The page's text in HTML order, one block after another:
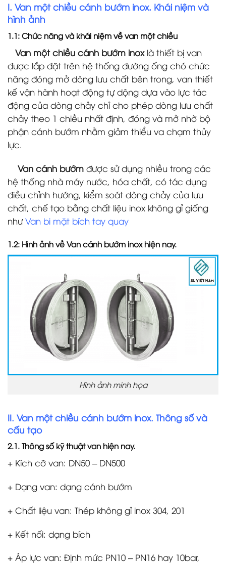
I. Van một chiều cánh bướm inox. Khái niệm và
hình ảnh
1.1: Chức năng và khái niệm về van một chiều
Van một chiều cánh bướm inoxlà thiết bị van
được lắp đặt trên hệ thống đường ống chó chức
năng đóng mở dòng lưu chất bên trong, van thiết
kế vận hành hoạt động tự dộng dựa vào lực tác
động của dòng chảy chỉ cho phép dòng lưu chất
chảy theo 1 chiều nhất định, đóng và mở nhờ bộ
phận cánh bướm nhằm giảm thiểu va chạm thủy
lực.
Van cánh bướm được sử dụng nhiều trong các
hệ thống nhà máy nước, hóa chất, có tác dụng
điều chỉnh hướng, kiểm soát dòng chảy của lưu
chất, chế tạo bằng chất liệu inox không gỉ giống
nhưVan bi mặt bích tay quay
1.2: Hình ảnh về Van cánh bướm inox hiện nay.
Hình ảnh minh họa
II. Van một chiều cánh bướm inox. Thông số và
cấu tạo
2.1. Thông số kỹ thuật van hiện nay.
+ Kích cỡ van: DN50 – DN500
+ Dạng van: dạng cánh bướm
+ Chất liệu van: Thép không gỉ inox 304, 201
+ Kết nối: dạng bích
+ Áp lực van: Định mức PN10 – PN16 hay 10bar,